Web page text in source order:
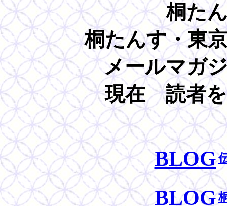
桐た
桐たんす・東
メールマガ
現在 読者を
BLOG
BLOG